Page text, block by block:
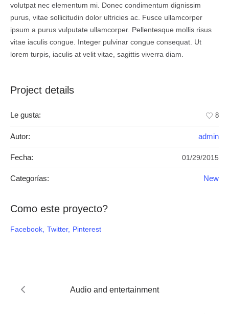
volutpat nec elementum mi. Donec condimentum dignissim
purus, vitae sollicitudin dolor ultricies ac. Fusce ullamcorper
ipsum a purus vulputate ullamcorper. Pellentesque mollis risus
vitae iaculis congue. Integer pulvinar congue consequat. Ut
lorem turpis, iaculis at velit vitae, sagittis viverra diam.
Project details
Le gusta: 8
Autor: admin
Fecha: 01/29/2015
Categorías: New
Como este proyecto?
Facebook Twitter Pinterest
Audio and entertainment